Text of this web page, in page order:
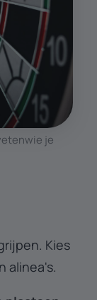
wie je
Kies
alinea's.